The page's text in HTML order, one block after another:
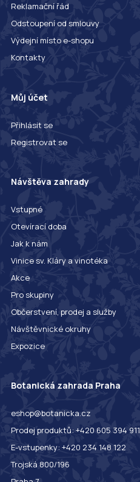
Reklamační řád
Odstoupení od smlouvy
Výdejní místo e-shopu
Kontakty
Můj účet
Přihlásit se
Registrovat se
Návštěva zahrady
Vstupné
Otevírací doba
Jak k nám
Vinice sv. Kláry a vinotéka
Akce
Pro skupiny
Občerstvení, prodej a služby
Návštěvnické okruhy
Expozice
Botanická zahrada Praha
eshop@botanicka.cz
Prodej produktů: +420 605 394 911
E-vstupenky: +420 234 148 122
Trojská 800/196